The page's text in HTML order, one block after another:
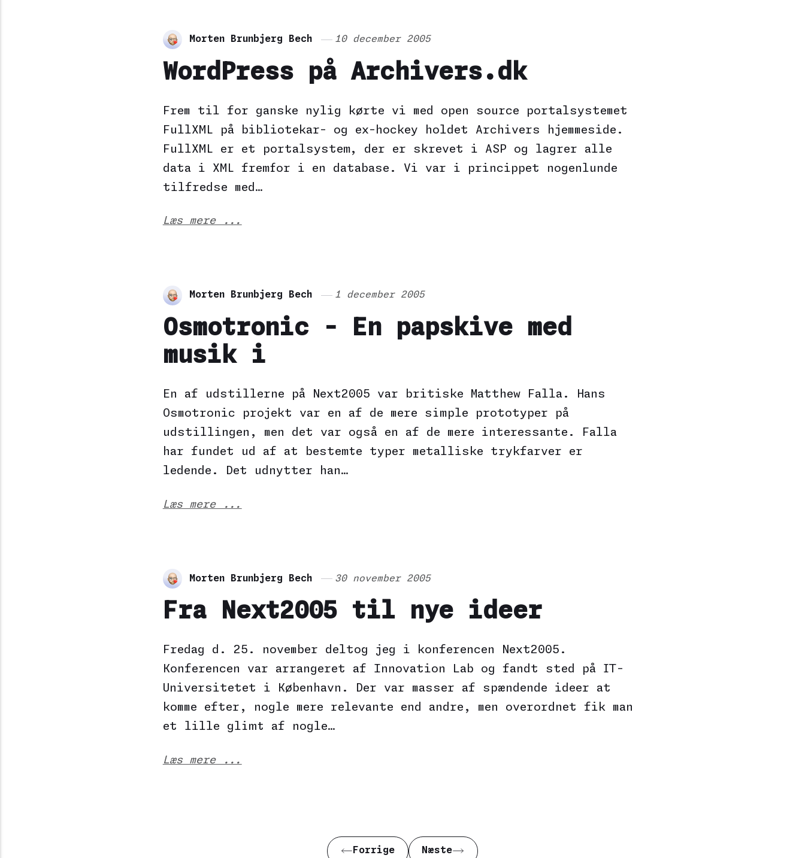
Morten Brunbjerg Bech 10 december 2005
WordPress på Archivers.dk
Frem til for ganske nylig kørte vi med open source portalsystemet
FullXML på bibliotekar- og ex-hockey holdet Archivers hjemmeside.
FullXML er et portalsystem, der er skrevet i ASP og lagrer alle
data i XML fremfor i en database. Vi var i princippet nogenlunde
tilfredse med…
Læs mere ...
Morten Brunbjerg Bech 1 december 2005
Osmotronic - En papskive med
musik i
En af udstillerne på Next2005 var britiske Matthew Falla. Hans
Osmotronic projekt var en af de mere simple prototyper på
udstillingen, men det var også en af de mere interessante. Falla
har fundet ud af at bestemte typer metalliske trykfarver er
ledende. Det udnytter han…
Læs mere ...
Morten Brunbjerg Bech 30 november 2005
Fra Next2005 til nye ideer
Fredag d. 25. november deltog jeg i konferencen Next2005.
Konferencen var arrangeret af Innovation Lab og fandt sted på IT-
Universitetet i København. Der var masser af spændende ideer at
komme efter, nogle mere relevante end andre, men overordnet fik man
et lille glimt af nogle…
Læs mere ...
Forrige Næste